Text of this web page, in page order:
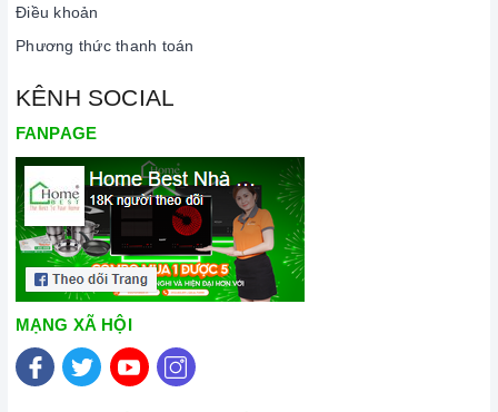
Điều khoản
Phương thức thanh toán
KÊNH SOCIAL
FANPAGE
MẠNG XÃ HỘI